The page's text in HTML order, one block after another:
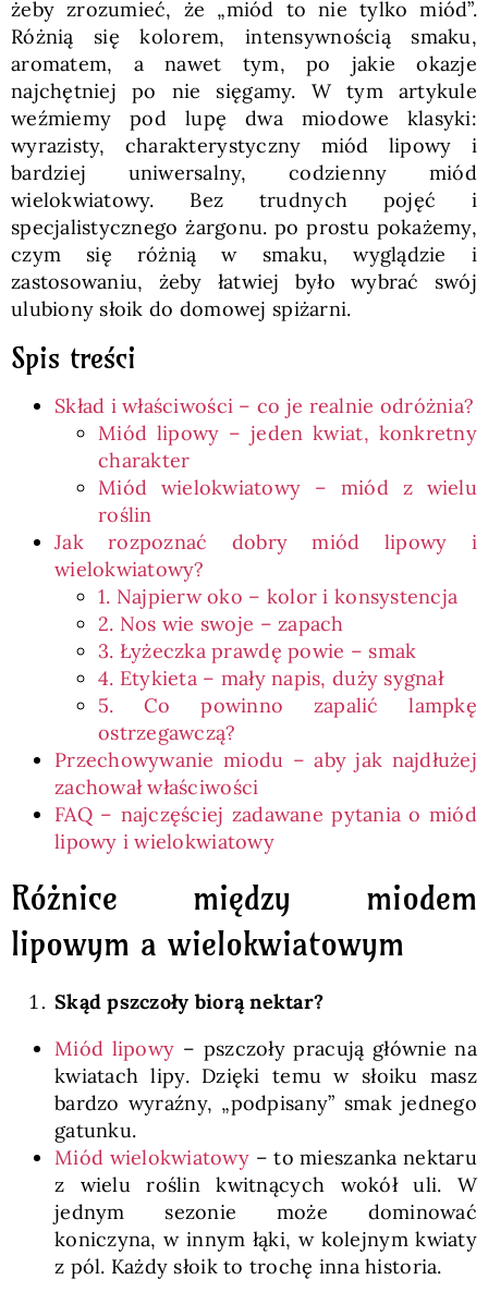
żeby zrozumieć, że „miód to nie tylko miód”.
Różnią się kolorem, intensywnością smaku,
aromatem, a nawet tym, po jakie okazje
najchętniej po nie sięgamy. W tym artykule
weźmiemy pod lupę dwa miodowe klasyki:
wyrazisty, charakterystyczny miód lipowy i
bardziej uniwersalny, codzienny miód
wielokwiatowy. Bez trudnych pojęć i
specjalistycznego żargonu. po prostu pokażemy,
czym się różnią w smaku, wyglądzie i
zastosowaniu, żeby łatwiej było wybrać swój
ulubiony słoik do domowej spiżarni.
Spis treści
Skład i właściwości – co je realnie odróżnia?
Miód lipowy – jeden kwiat, konkretny
charakter
Miód wielokwiatowy – miód z wielu
roślin
Jak rozpoznać dobry miód lipowy i
wielokwiatowy?
1. Najpierw oko – kolor i konsystencja
2. Nos wie swoje – zapach
3. Łyżeczka prawdę powie – smak
4. Etykieta – mały napis, duży sygnał
5. Co powinno zapalić lampkę
ostrzegawczą?
Przechowywanie miodu – aby jak najdłużej
zachował właściwości
FAQ – najczęściej zadawane pytania o miód
lipowy i wielokwiatowy
Różnice między miodem
lipowym a wielokwiatowym
Skąd pszczoły biorą nektar?
Miód lipowy – pszczoły pracują głównie na
kwiatach lipy. Dzięki temu w słoiku masz
bardzo wyraźny, „podpisany” smak jednego
gatunku.
Miód wielokwiatowy – to mieszanka nektaru
z wielu roślin kwitnących wokół uli. W
jednym sezonie może dominować
koniczyna, w innym łąki, w kolejnym kwiaty
z pól. Każdy słoik to trochę inna historia.